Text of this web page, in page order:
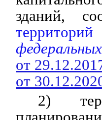
зданий,
территорий
от
от
2)